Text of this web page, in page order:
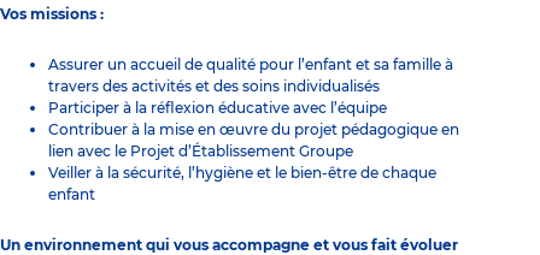
Vos missions :
Assurer un accueil de qualité pour l’enfant et sa famille à
travers des activités et des soins individualisés
Participer à la réflexion éducative avec l’équipe
Contribuer à la mise en œuvre du projet pédagogique en
lien avec le Projet d’Établissement Groupe
Veiller à la sécurité, l’hygiène et le bien-être de chaque
enfant
Un environnement qui vous accompagne et vous fait évoluer